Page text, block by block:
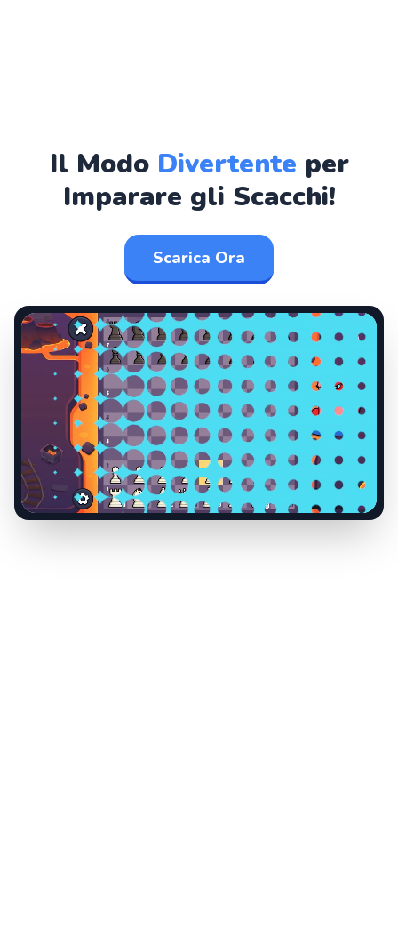
Il Modo Divertente per
Imparare gli Scacchi!
Scarica Ora